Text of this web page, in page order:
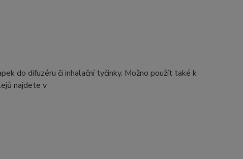
do difuzéru či inhalační tyčinky. Možno použít také k
najdete v